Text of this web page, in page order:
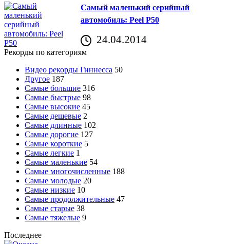
Самый маленький серийный
автомобиль: Peel P50
24.04.2014
Рекорды по категориям
Видео рекорды Гиннесса 50
Другое 187
Самые большие 316
Самые быстрые 98
Самые высокие 45
Самые дешевые 2
Самые длинные 102
Самые дорогие 127
Самые короткие 5
Самые легкие 1
Самые маленькие 54
Самые многочисленные 188
Самые молодые 20
Самые низкие 10
Самые продолжительные 47
Самые старые 38
Самые тяжелые 9
Последнее